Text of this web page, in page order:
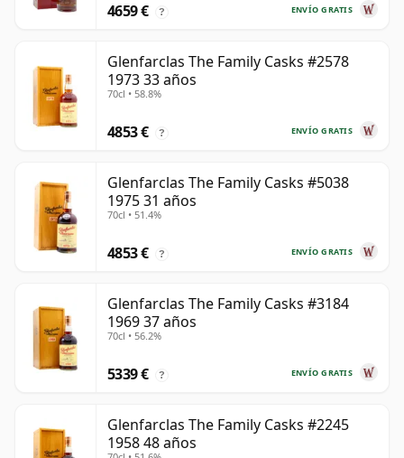
ENVÍO GRATIS
4659 € ?
Glenfarclas The Family Casks #2578
1973 33 años
70cl • 58.8%
ENVÍO GRATIS
4853 € ?
Glenfarclas The Family Casks #5038
1975 31 años
70cl • 51.4%
ENVÍO GRATIS
4853 € ?
Glenfarclas The Family Casks #3184
1969 37 años
70cl • 56.2%
ENVÍO GRATIS
5339 € ?
Glenfarclas The Family Casks #2245
1958 48 años